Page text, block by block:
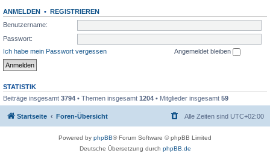
ANMELDEN • REGISTRIEREN
Benutzername:
Passwort:
Ich habe mein Passwort vergessen
Angemeldet bleiben
STATISTIK
Beiträge insgesamt 3794 • Themen insgesamt 1204 • Mitglieder insgesamt 59
Startseite Foren-Übersicht Alle Zeiten sind UTC+02:00
Powered by phpBB® Forum Software © phpBB Limited
Deutsche Übersetzung durch phpBB.de